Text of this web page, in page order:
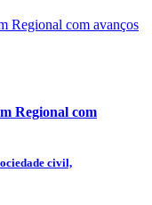
Regional com
civil,